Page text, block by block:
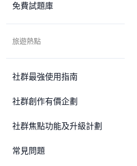
免費試題庫
旅遊熱點
社群最強使用指南
社群創作有價企劃
社群焦點功能及升級計劃
常見問題